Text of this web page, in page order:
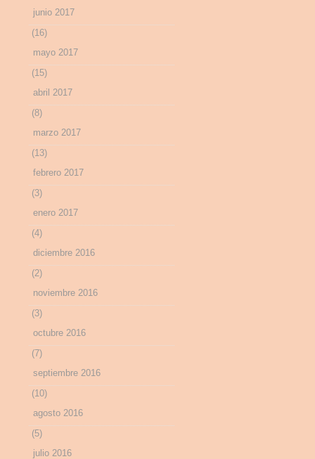
junio 2017
(16)
mayo 2017
(15)
abril 2017
(8)
marzo 2017
(13)
febrero 2017
(3)
enero 2017
(4)
diciembre 2016
(2)
noviembre 2016
(3)
octubre 2016
(7)
septiembre 2016
(10)
agosto 2016
(5)
julio 2016